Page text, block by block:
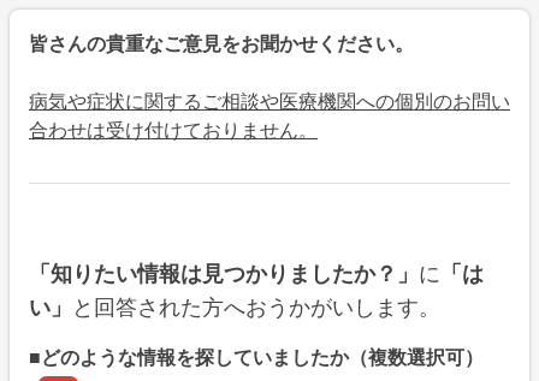
皆さんの貴重なご意見をお聞かせください。
病気や症状に関するご相談や医療機関への個別のお問い
合わせは受け付けておりません。
「知りたい情報は見つかりましたか？」 に 「は
い」 と回答された方へおうかがいします。
■どのような情報を探していましたか（複数選択可）